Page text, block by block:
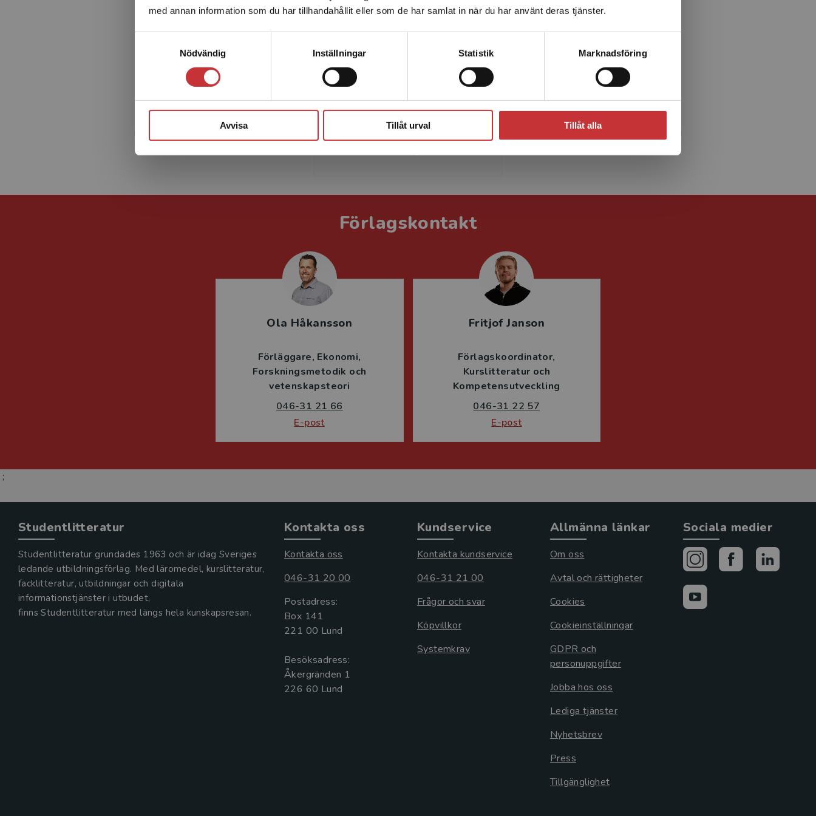
med annan information som du har tillhandahållit eller som de har samlat in när du har använt deras tjänster.
Nödvändig
Inställningar Statistik Marknadsföring
Avvisa Tillåt urval Tillåt alla
leveransadressen vara i Sverige.Läs mer
forskare och universitetslektor vid
Stockholms universitet. Han är
även prisbelönt och uppskattad
Förlagskontakt
Ola Håkansson
Förläggare Ekonomi
Forskningsmetodik och
vetenskapsteori
046-31 21 66
E-post
Fritjof Janson
Förlagskoordinator
Kurslitteratur och
Kompetensutveckling
046-31 22 57
E-post
;
Studentlitteratur
Studentlitteratur grundades 1963 och är idag Sveriges
ledande utbildningsförlag. Med läromedel, kurslitteratur,
facklitteratur, utbildningar och digitala
informationstjänster i utbudet,
finns Studentlitteratur med längs hela kunskapsresan.
Kontakta oss
Kontakta oss
046-31 20 00
Postadress:
Box 141
221 00 Lund
Besöksadress:
Åkergränden 1
Kundservice
Kontakta kundservice
046-31 21 00
Frågor och svar
Köpvillkor
Systemkrav
Allmänna länkar
Om oss
Avtal och rättigheter
Cookies
Cookieinställningar
GDPR och
personuppgifter
Jobba hos oss
Lediga tjänster
Nyhetsbrev
Press
Tillgänglighet
Sociala medier